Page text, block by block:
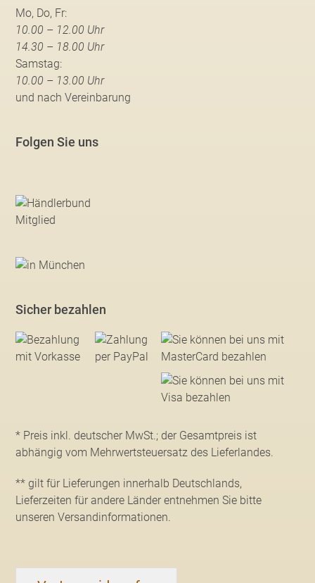
Mo, Do, Fr:
10.00 – 12.00 Uhr
14.30 – 18.00 Uhr
Samstag:
10.00 – 13.00 Uhr
und nach Vereinbarung
Folgen Sie uns
Sicher bezahlen
* Preis inkl. deutscher MwSt.; der Gesamtpreis ist
abhängig vom Mehrwertsteuersatz des Lieferlandes.
** gilt für Lieferungen innerhalb Deutschlands,
Lieferzeiten für andere Länder entnehmen Sie bitte
unseren Versandinformationen.